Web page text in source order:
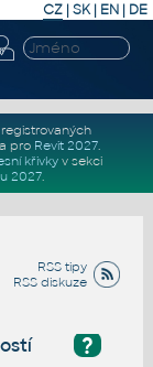
CZ | SK| EN | DE
pro Revit 2027.
křivkyv sekci
2027.
RSS tipy
RSS diskuze
?